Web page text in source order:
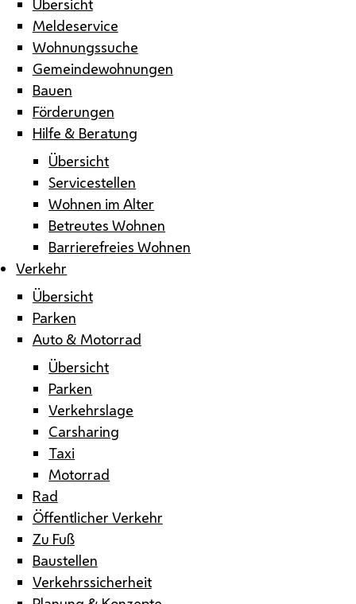
Meldeservice
Wohnungssuche
Gemeindewohnungen
Bauen
Förderungen
Hilfe & Beratung
Übersicht
Servicestellen
Wohnen im Alter
Betreutes Wohnen
Barrierefreies Wohnen
Verkehr
Übersicht
Parken
Auto & Motorrad
Übersicht
Parken
Verkehrslage
Carsharing
Taxi
Motorrad
Rad
Öffentlicher Verkehr
Zu Fuß
Baustellen
Verkehrssicherheit